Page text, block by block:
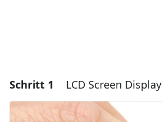
Schritt 1 LCD Screen Display